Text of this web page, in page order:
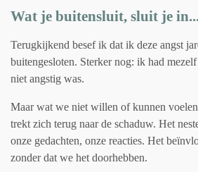
Wat je buitensluit, sluit je
Terugkijkend besef ik dat ik deze angst
buitengesloten. Sterker nog: ik had
niet angstig was.
Maar wat we niet willen of kunnen
trekt zich terug naar de schaduw. Het
onze gedachten, onze reacties. Het
zonder dat we het doorhebben.